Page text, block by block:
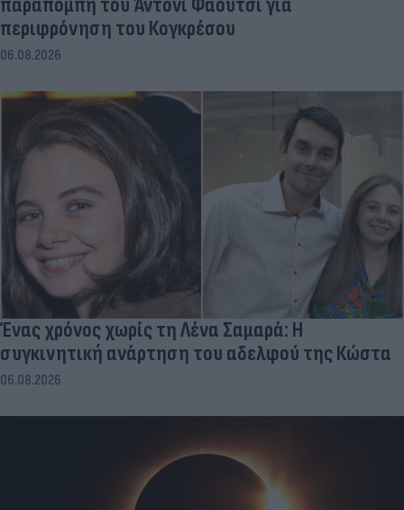
περιφρόνηση του Κογκρέσου
06.08.2026
Ένας χρόνος χωρίς τη Λένα Σαμαρά: Η
συγκινητική ανάρτηση του αδελφού της Κώστα
06.08.2026